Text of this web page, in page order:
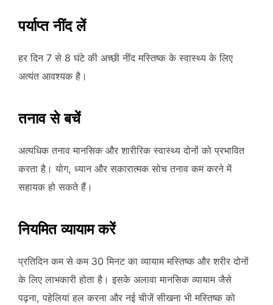
पर्याप्त नींद लें
हर दिन 7 से 8 घंटे की अच्छी नींद मस्तिष्क के स्वास्थ्य के लिए
अत्यंत आवश्यक है।
तनाव से बचें
अत्यधिक तनाव मानसिक और शारीरिक स्वास्थ्य दोनों को प्रभावित
करता है। योग, ध्यान और सकारात्मक सोच तनाव कम करने में
सहायक हो सकते हैं।
नियमित व्यायाम करें
प्रतिदिन कम से कम 30 मिनट का व्यायाम मस्तिष्क और शरीर दोनों
के लिए लाभकारी होता है। इसके अलावा मानसिक व्यायाम जैसे
पढ़ना, पहेलियां हल करना और नई चीजें सीखना भी मस्तिष्क को